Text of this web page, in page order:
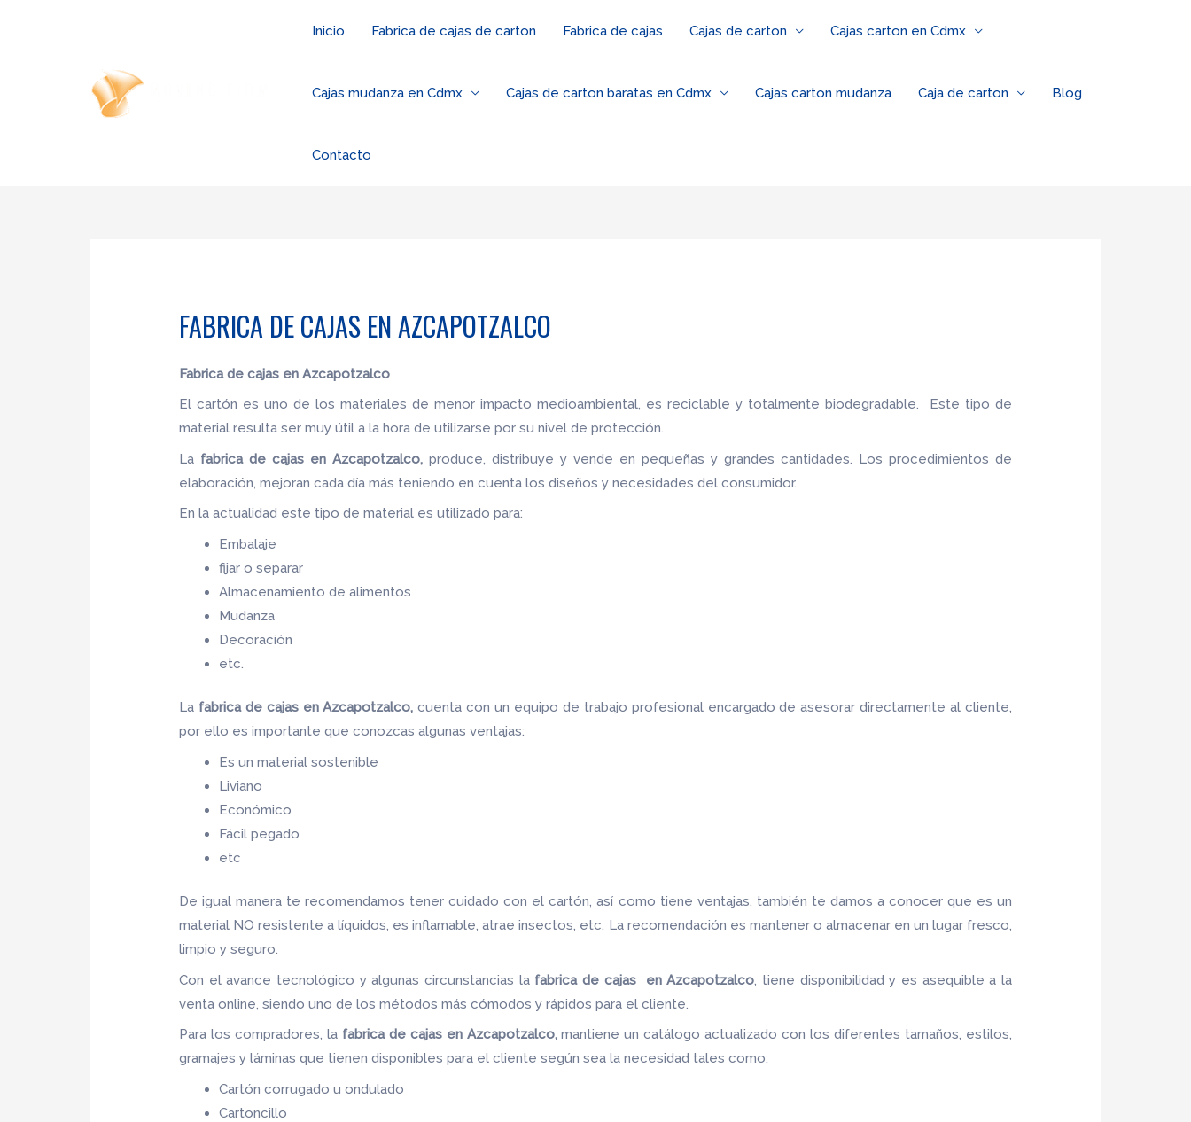
Inicio Fabrica de cajas de carton Fabrica de cajas Cajas de carton Cajas carton en Cdmx
Cajas mudanza en Cdmx Cajas de carton baratas en Cdmx Cajas carton mudanza Caja de carton Blog
Contacto
FABRICA DE CAJAS EN AZCAPOTZALCO
Fabrica de cajas en Azcapotzalco
El cartón es uno de los materiales de menor impacto medioambiental, es reciclable y totalmente biodegradable. Este tipo de
material resulta ser muy útil a la hora de utilizarse por su nivel de protección.
La fabrica de cajas en Azcapotzalco, produce, distribuye y vende en pequeñas y grandes cantidades. Los procedimientos de
elaboración, mejoran cada día más teniendo en cuenta los diseños y necesidades del consumidor.
En la actualidad este tipo de material es utilizado para:
Embalaje
fijar o separar
Almacenamiento de alimentos
Mudanza
Decoración
etc.
La fabrica de cajas en Azcapotzalco,cuenta con un equipo de trabajo profesional encargado de asesorar directamente al cliente,
por ello es importante que conozcas algunas ventajas:
Es un material sostenible
Liviano
Económico
Fácil pegado
etc
De igual manera te recomendamos tener cuidado con el cartón, así como tiene ventajas, también te damos a conocer que es un
material NO resistente a líquidos, es inflamable, atrae insectos, etc. La recomendación es mantener o almacenar en un lugar fresco,
limpio y seguro.
Con el avance tecnológico y algunas circunstancias la fabrica de cajas en Azcapotzalco , tiene disponibilidad y es asequible a la
venta online, siendo uno de los métodos más cómodos y rápidos para el cliente.
Para los compradores, la fabrica de cajas en Azcapotzalco,mantiene un catálogo actualizado con los diferentes tamaños, estilos,
gramajes y láminas que tienen disponibles para el cliente según sea la necesidad tales como:
Cartón corrugado u ondulado
Cartoncillo